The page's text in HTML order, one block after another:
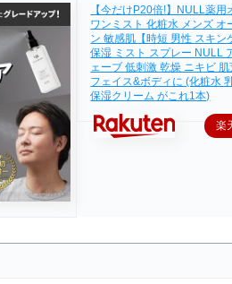
【今だけP20倍!】NULL薬用
ワンミスト 化粧水 メンズ オ
ン 敏感肌【時短 男性 スキン
保湿 ミスト スプレー NULL
ェーブ 低刺激 乾燥 ニキビ
フェイス&ボディに (化粧水
保湿クリーム がこれ1本)
楽